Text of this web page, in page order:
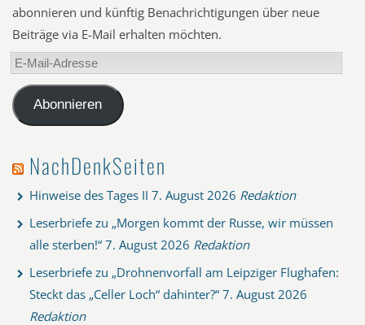
abonnieren und künftig Benachrichtigungen über neue
Beiträge via E-Mail erhalten möchten.
E-
Mail-
AdresseAbonnieren
NachDenkSeiten
Hinweise des Tages II 7. August 2026 Redaktion
Leserbriefe zu „Morgen kommt der Russe, wir müssen
alle sterben!“ 7. August 2026 Redaktion
Leserbriefe zu „Drohnenvorfall am Leipziger Flughafen:
Steckt das „Celler Loch“ dahinter?“ 7. August 2026
Redaktion